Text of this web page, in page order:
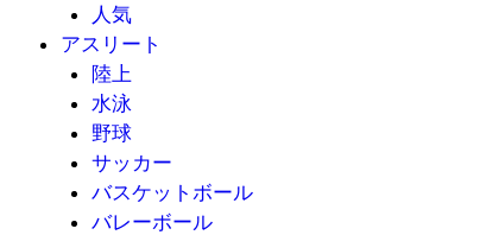
人気
アスリート
陸上
水泳
野球
サッカー
バスケットボール
バレーボール